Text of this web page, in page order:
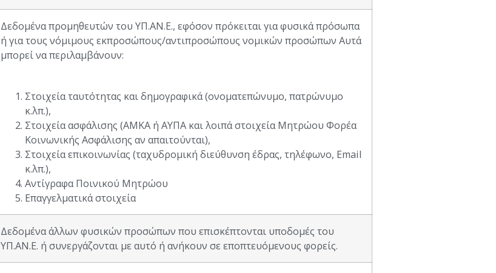
Δεδομένα προμηθευτών του ΥΠ.ΑΝ.Ε., εφόσον πρόκειται για φυσικά πρόσωπα
ή για τους νόμιμους εκπροσώπους/αντιπροσώπους νομικών προσώπων Αυτά
μπορεί να περιλαμβάνουν:
Στοιχεία ταυτότητας και δημογραφικά (ονοματεπώνυμο, πατρώνυμο
κ.λπ.),
Στοιχεία ασφάλισης (ΑΜΚΑ ή ΑΥΠΑ και λοιπά στοιχεία Μητρώου Φορέα
Κοινωνικής Ασφάλισης αν απαιτούνται),
Στοιχεία επικοινωνίας (ταχυδρομική διεύθυνση έδρας, τηλέφωνο, Email
κ.λπ.),
Αντίγραφα Ποινικού Μητρώου
Επαγγελματικά στοιχεία
Δεδομένα άλλων φυσικών προσώπων που επισκέπτονται υποδομές του
ΥΠ.ΑΝ.Ε. ή συνεργάζονται με αυτό ή ανήκουν σε εποπτευόμενους φορείς.